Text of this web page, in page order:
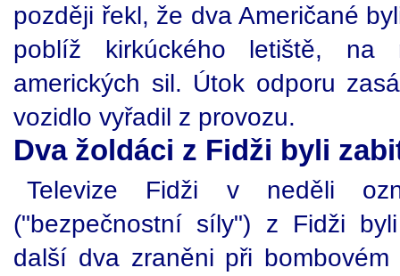
později řekl, že dva Američané
poblíž kirkúckého letiště,
amerických sil. Útok odporu
vozidlo vyřadil z provozu.
Dva žoldáci z Fidži byli
Televize Fidži v neděli
("bezpečnostní síly") z Fidži
další dva zraněni při